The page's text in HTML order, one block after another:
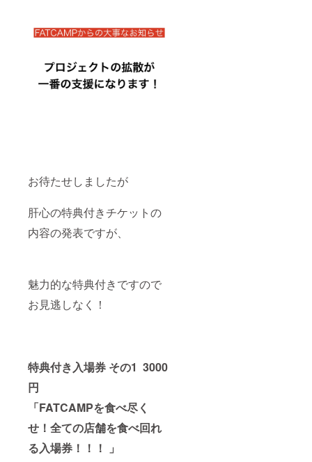
お待たせしましたが
肝心の特典付きチケットの
内容の発表ですが、
魅力的な特典付きですので
お見逃しなく！
特典付き入場券 その1 3000
円
「FATCAMPを食べ尽く
せ！全ての店舗を食べ回れ
る入場券！！！ 」